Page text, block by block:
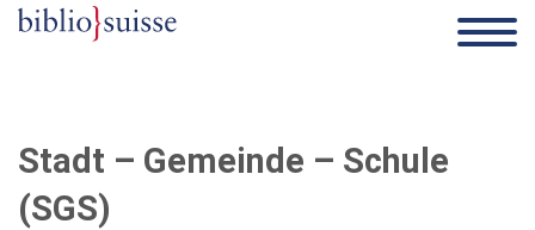
Stadt – Gemeinde – Schule
(SGS)